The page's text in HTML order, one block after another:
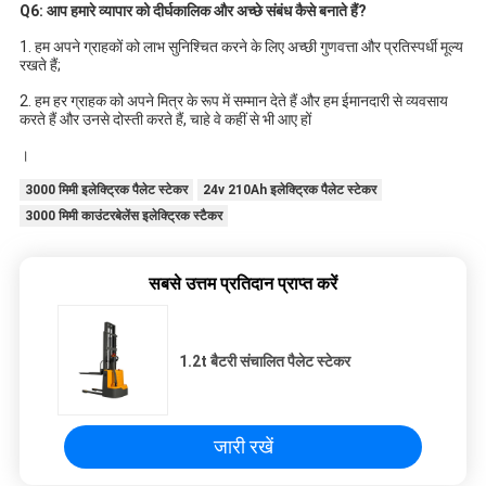
Q6: आप हमारे व्यापार को दीर्घकालिक और अच्छे संबंध कैसे बनाते हैं?
1. हम अपने ग्राहकों को लाभ सुनिश्चित करने के लिए अच्छी गुणवत्ता और प्रतिस्पर्धी मूल्य
रखते हैं;
2. हम हर ग्राहक को अपने मित्र के रूप में सम्मान देते हैं और हम ईमानदारी से व्यवसाय
करते हैं और उनसे दोस्ती करते हैं, चाहे वे कहीं से भी आए हों
।
3000 मिमी इलेक्ट्रिक पैलेट स्टेकर
24v 210Ah इलेक्ट्रिक पैलेट स्टेकर
3000 मिमी काउंटरबेलेंस इलेक्ट्रिक स्टैकर
सबसे उत्तम प्रतिदान प्राप्त करें
1.2t बैटरी संचालित पैलेट स्टेकर
जारी रखें